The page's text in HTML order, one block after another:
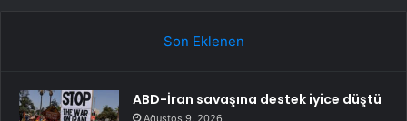
Son Eklenen
ABD-İran savaşına destek iyice düştü
Ağustos 9, 2026